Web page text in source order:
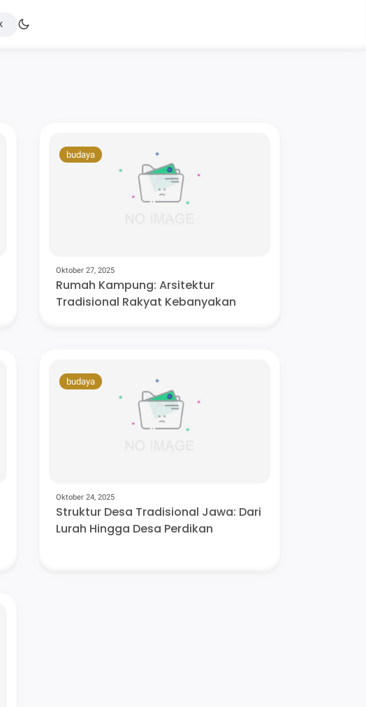
budaya
Rumah Kampung: Arsitektur
Tradisional Rakyat Kebanyakan
Oktober 27, 2025
budaya
Struktur Desa Tradisional Jawa: Dari
Lurah Hingga Desa Perdikan
Oktober 24, 2025